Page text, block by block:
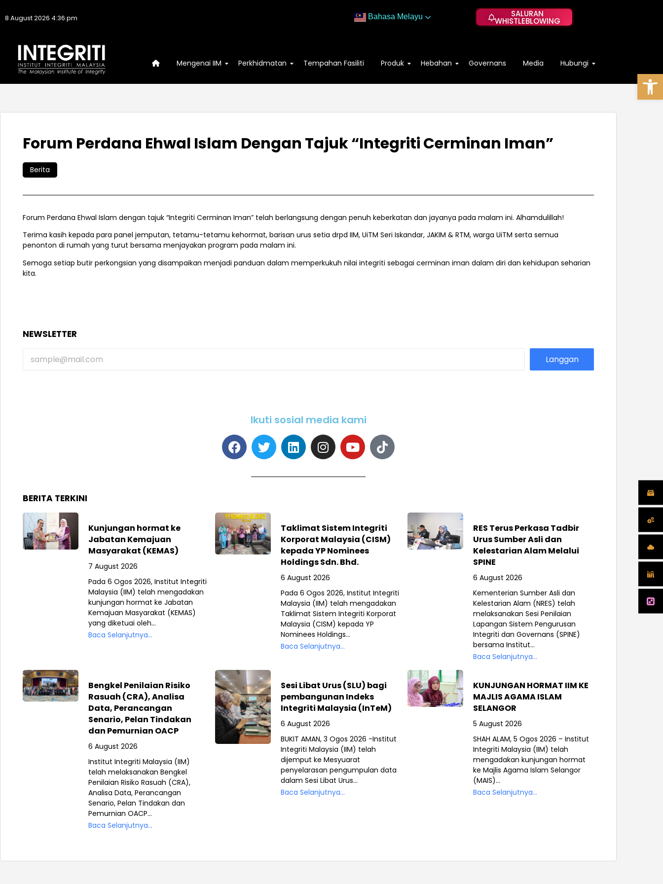
8 August 2026 4:36 pm Bahasa Melayu SALURAN
WHISTLEBLOWING
Mengenai IIM Perkhidmatan Tempahan Fasiliti Produk Hebahan Governans Media Hubungi
Forum Perdana Ehwal Islam Dengan Tajuk “Integriti Cerminan Iman”
Berita
Forum Perdana Ehwal Islam dengan tajuk “Integriti Cerminan Iman” telah berlangsung dengan penuh keberkatan dan jayanya pada malam ini. Alhamdulillah!
Terima kasih kepada para panel jemputan, tetamu-tetamu kehormat, barisan urus setia drpd IIM, UiTM Seri Iskandar, JAKIM & RTM, warga UiTM serta semua
penonton di rumah yang turut bersama menjayakan program pada malam ini.
Semoga setiap butir perkongsian yang disampaikan menjadi panduan dalam memperkukuh nilai integriti sebagai cerminan iman dalam diri dan kehidupan seharian
kita.
NEWSLETTER
Langgan
Ikuti sosial media kami
BERITA TERKINI
Kunjungan hormat ke
Jabatan Kemajuan
Masyarakat (KEMAS)
7 August 2026
Pada 6 Ogos 2026, Institut Integriti
Malaysia (IIM) telah mengadakan
kunjungan hormat ke Jabatan
Kemajuan Masyarakat (KEMAS)
yang diketuai oleh...
Baca Selanjutnya...
Taklimat Sistem Integriti
Korporat Malaysia (CISM)
kepada YP Nominees
Holdings Sdn. Bhd.
6 August 2026
Pada 6 Ogos 2026, Institut Integriti
Malaysia (IIM) telah mengadakan
Taklimat Sistem Integriti Korporat
Malaysia (CISM) kepada YP
Nominees Holdings...
Baca Selanjutnya...
RES Terus Perkasa Tadbir
Urus Sumber Asli dan
Kelestarian Alam Melalui
SPINE
6 August 2026
Kementerian Sumber Asli dan
Kelestarian Alam (NRES) telah
melaksanakan Sesi Penilaian
Lapangan Sistem Pengurusan
Integriti dan Governans (SPINE)
bersama Institut...
Baca Selanjutnya...
Bengkel Penilaian Risiko
Rasuah (CRA), Analisa
Data, Perancangan
Senario, Pelan Tindakan
dan Pemurnian OACP
6 August 2026
Institut Integriti Malaysia (IIM)
telah melaksanakan Bengkel
Penilaian Risiko Rasuah (CRA),
Analisa Data, Perancangan
Senario, Pelan Tindakan dan
Pemurnian OACP...
Baca Selanjutnya...
Sesi Libat Urus (SLU) bagi
pembangunan Indeks
Integriti Malaysia (InTeM)
6 August 2026
BUKIT AMAN, 3 Ogos 2026 -Institut
Integriti Malaysia (IIM) telah
dijemput ke Mesyuarat
penyelarasan pengumpulan data
dalam Sesi Libat Urus...
Baca Selanjutnya...
KUNJUNGAN HORMAT IIM KE
MAJLIS AGAMA ISLAM
SELANGOR
5 August 2026
SHAH ALAM, 5 Ogos 2026 – Institut
Integriti Malaysia (IIM) telah
mengadakan kunjungan hormat
ke Majlis Agama Islam Selangor
(MAIS)...
Baca Selanjutnya...